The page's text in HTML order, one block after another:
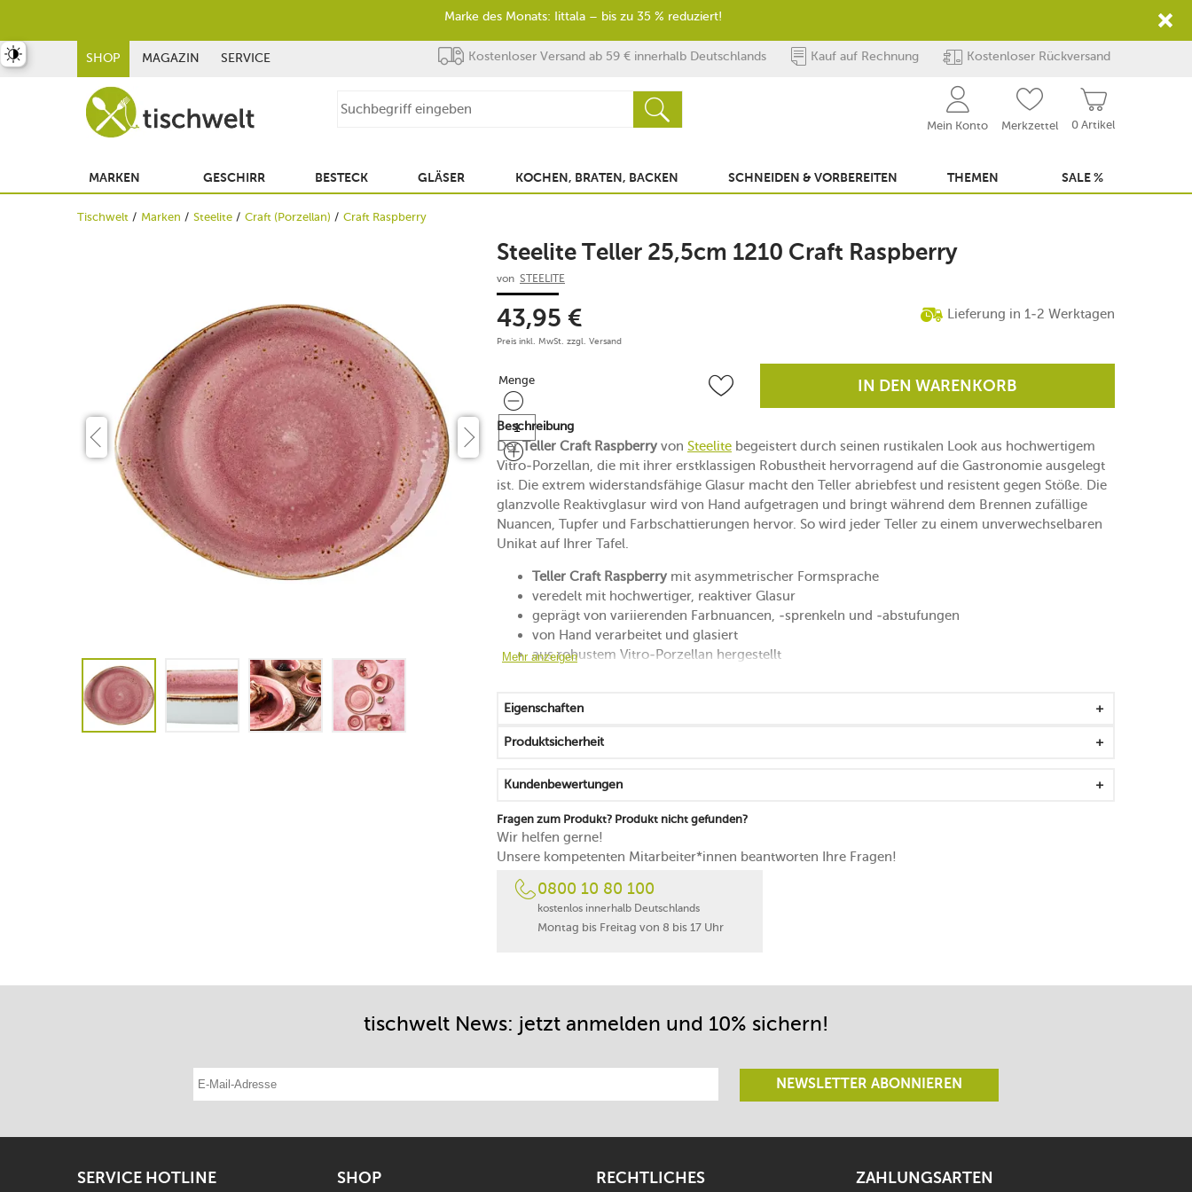
SHOP MAGAZIN SERVICE Kostenloser Versand ab 59 € innerhalb Deutschlands Kauf auf Rechnung Kostenloser Rückversand
0 Artikel
Mein Konto Merkzettel
MARKEN GESCHIRR BESTECK GLÄSER KOCHEN, BRATEN, BACKEN SCHNEIDEN & VORBEREITEN THEMEN SALE %
Tischwelt Marken Steelite Craft (Porzellan) Craft Raspberry
Steelite Teller 25,5cm 1210 Craft Raspberry
von STEELITE
43,95 €
Preis inkl. MwSt. zzgl. Versand
Lieferung in 1-2 Werktagen
Menge
Menge IN DEN WARENKORB
Beschreibung
DerTeller Craft Raspberry von Steelite begeistert durch seinen rustikalen Look aus hochwertigem
Vitro-Porzellan, die mit ihrer erstklassigen Robustheit hervorragend auf die Gastronomie ausgelegt
ist. Die extrem widerstandsfähige Glasur macht den Teller abriebfest und resistent gegen Stöße. Die
glanzvolle Reaktivglasur wird von Hand aufgetragen und bringt während dem Brennen zufällige
Nuancen, Tupfer und Farbschattierungen hervor. So wird jeder Teller zu einem unverwechselbaren
Unikat auf Ihrer Tafel.
Teller Craft Raspberry mit asymmetrischer Formsprache
veredelt mit hochwertiger, reaktiver Glasur
geprägt von variierenden Farbnuancen, -sprenkeln und -abstufungen
von Hand verarbeitet und glasiert
aus robustem Vitro-Porzellan hergestellt
10 Jahre Garantie auf die Kantenschlagfestigkeit
griffig und stapelbar
Mehr anzeigen
Eigenschaften
Produktsicherheit
Kundenbewertungen
Fragen zum Produkt? Produkt nicht gefunden?
Wir helfen gerne!
Unsere kompetenten Mitarbeiter*innen beantworten Ihre Fragen!
0800 10 80 100
kostenlos innerhalb Deutschlands
Montag bis Freitag von 8 bis 17 Uhr
tischwelt News: jetzt anmelden und 10% sichern!
E-Mail-Adresse eintragen
NEWSLETTER ABONNIEREN
SERVICE HOTLINE SHOP RECHTLICHES ZAHLUNGSARTEN
umschalten
Marke des Monats: Iittala – bis zu 35 % reduziert!